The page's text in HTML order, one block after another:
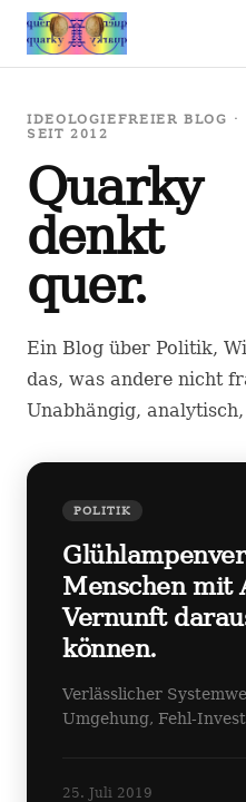
IDEOLOGIEFREIER BLOG ·
SEIT 2012
Quarky
denkt
quer.
Ein Blog über Politik,
das, was andere nicht
Unabhängig,
POLITIK
Menschen mit
Vernunft
können.
Verlässlicher
Umgehung, Fehl-
25. Juli 2019